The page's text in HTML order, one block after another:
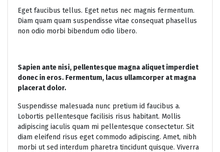
Eget faucibus tellus. Eget netus nec magnis fermentum.
Diam quam quam suspendisse vitae consequat phasellus
non odio morbi bibendum odio libero.
Sapien ante nisi, pellentesque magna aliquet imperdiet
donec in eros. Fermentum, lacus ullamcorper at magna
placerat dolor.
Suspendisse malesuada nunc pretium id faucibus a.
Lobortis pellentesque facilisis risus habitant. Mollis
adipiscing iaculis quam mi pellentesque consectetur. Sit
diam eleifend risus eget commodo adipiscing. Amet, nibh
morbi ut sed interdum pharetra tincidunt quisque. Viverra